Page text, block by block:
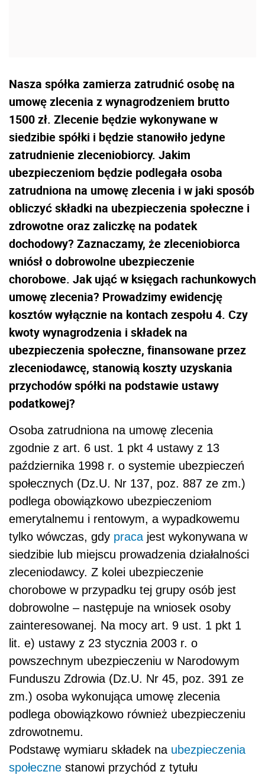
Nasza spółka zamierza zatrudnić osobę na
umowę zlecenia z wynagrodzeniem brutto
1500 zł. Zlecenie będzie wykonywane w
siedzibie spółki i będzie stanowiło jedyne
zatrudnienie zleceniobiorcy. Jakim
ubezpieczeniom będzie podlegała osoba
zatrudniona na umowę zlecenia i w jaki sposób
obliczyć składki na ubezpieczenia społeczne i
zdrowotne oraz zaliczkę na podatek
dochodowy? Zaznaczamy, że zleceniobiorca
wniósł o dobrowolne ubezpieczenie
chorobowe. Jak ująć w księgach rachunkowych
umowę zlecenia? Prowadzimy ewidencję
kosztów wyłącznie na kontach zespołu 4. Czy
kwoty wynagrodzenia i składek na
ubezpieczenia społeczne, finansowane przez
zleceniodawcę, stanowią koszty uzyskania
przychodów spółki na podstawie ustawy
podatkowej?
Osoba zatrudniona na umowę zlecenia
zgodnie z art. 6 ust. 1 pkt 4 ustawy z 13
października 1998 r. o systemie ubezpieczeń
społecznych (Dz.U. Nr 137, poz. 887 ze zm.)
podlega obowiązkowo ubezpieczeniom
emerytalnemu i rentowym, a wypadkowemu
tylko wówczas, gdy praca jest wykonywana w
siedzibie lub miejscu prowadzenia działalności
zleceniodawcy. Z kolei ubezpieczenie
chorobowe w przypadku tej grupy osób jest
dobrowolne – następuje na wniosek osoby
zainteresowanej. Na mocy art. 9 ust. 1 pkt 1
lit. e) ustawy z 23 stycznia 2003 r. o
powszechnym ubezpieczeniu w Narodowym
Funduszu Zdrowia (Dz.U. Nr 45, poz. 391 ze
zm.) osoba wykonująca umowę zlecenia
podlega obowiązkowo również ubezpieczeniu
zdrowotnemu.
Podstawę wymiaru składek na ubezpieczenia
społeczne stanowi przychód z tytułu